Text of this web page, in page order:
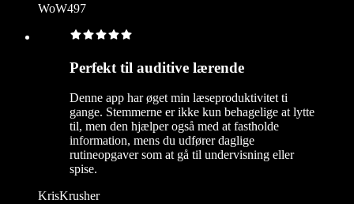
WoW497
Perfekt til auditive lærende
Denne app har øget min læseproduktivitet ti
gange. Stemmerne er ikke kun behagelige at lytte
til, men den hjælper også med at fastholde
information, mens du udfører daglige
rutineopgaver som at gå til undervisning eller
spise.
KrisKrusher